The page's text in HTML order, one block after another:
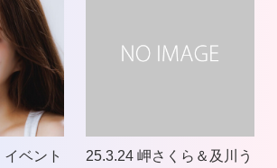
ベント
25.3.24 岬さくら＆及川う